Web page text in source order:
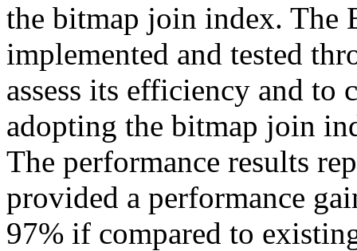
the bitmap join index. The
implemented and tested
assess its efficiency and
adopting the bitmap join
The performance results
provided a performance
97% if compared to